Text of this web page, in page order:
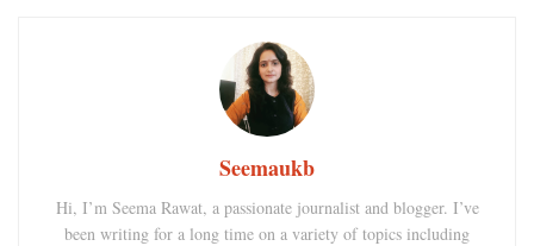
Seemaukb
Hi, I’m Seema Rawat, a passionate journalist and blogger. I’ve
been writing for a long time on a variety of topics including